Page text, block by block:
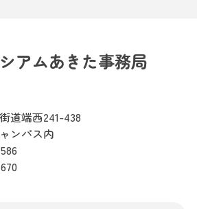
アムあきた事務局
道端西241-438
ンパス内